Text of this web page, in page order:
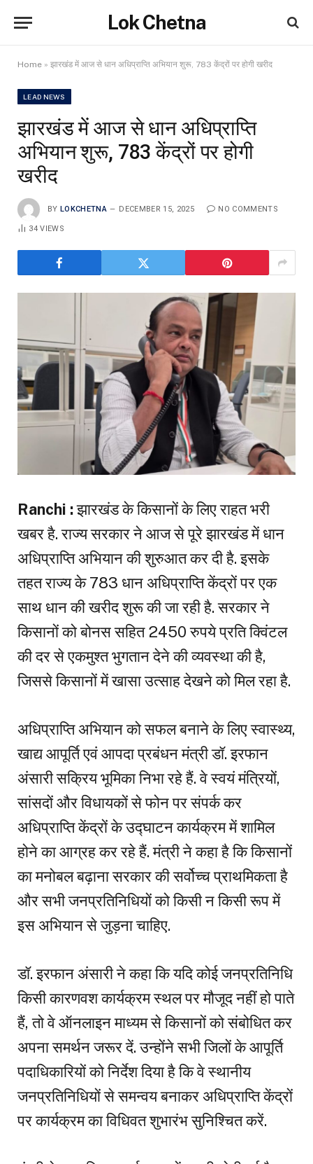
Lok Chetna
Home » झारखंड में आज से धान अधिप्राप्ति अभियान शुरू, 783 केंद्रों पर होगी खरीद
LEAD NEWS
झारखंड में आज से धान अधिप्राप्ति
अभियान शुरू, 783 केंद्रों पर होगी
खरीद
BY LOKCHETNA DECEMBER 15, 2025 NO COMMENTS
34VIEWS
Ranchi :झारखंड के किसानों के लिए राहत भरी
खबर है. राज्य सरकार ने आज से पूरे झारखंड में धान
अधिप्राप्ति अभियान की शुरुआत कर दी है. इसके
तहत राज्य के 783 धान अधिप्राप्ति केंद्रों पर एक
साथ धान की खरीद शुरू की जा रही है. सरकार ने
किसानों को बोनस सहित 2450 रुपये प्रति क्विंटल
की दर से एकमुश्त भुगतान देने की व्यवस्था की है,
जिससे किसानों में खासा उत्साह देखने को मिल रहा है.
अधिप्राप्ति अभियान को सफल बनाने के लिए स्वास्थ्य,
खाद्य आपूर्ति एवं आपदा प्रबंधन मंत्री डॉ. इरफान
अंसारी सक्रिय भूमिका निभा रहे हैं. वे स्वयं मंत्रियों,
सांसदों और विधायकों से फोन पर संपर्क कर
अधिप्राप्ति केंद्रों के उद्घाटन कार्यक्रम में शामिल
होने का आग्रह कर रहे हैं. मंत्री ने कहा है कि किसानों
का मनोबल बढ़ाना सरकार की सर्वोच्च प्राथमिकता है
और सभी जनप्रतिनिधियों को किसी न किसी रूप में
इस अभियान से जुड़ना चाहिए.
डॉ. इरफान अंसारी ने कहा कि यदि कोई जनप्रतिनिधि
किसी कारणवश कार्यक्रम स्थल पर मौजूद नहीं हो पाते
हैं, तो वे ऑनलाइन माध्यम से किसानों को संबोधित कर
अपना समर्थन जरूर दें. उन्होंने सभी जिलों के आपूर्ति
पदाधिकारियों को निर्देश दिया है कि वे स्थानीय
जनप्रतिनिधियों से समन्वय बनाकर अधिप्राप्ति केंद्रों
पर कार्यक्रम का विधिवत शुभारंभ सुनिश्चित करें.